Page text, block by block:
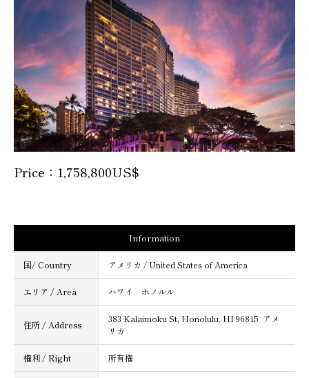
Price：1,758,800US$
Information
国/ Country アメリカ / United States of America
エリア / Area ハワイ ホノルル
住所 / Address
383 Kalaimoku St, Honolulu, HI 96815 アメ
リカ
権利 / Right 所有権